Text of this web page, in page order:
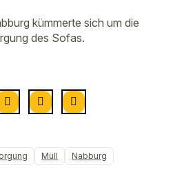
kümmerte sich um die
des Sofas.
Müll Nabburg